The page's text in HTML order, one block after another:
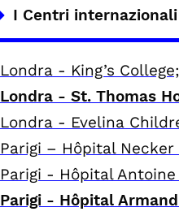
I Centri
Londra - King’s College;
Londra - St. Thomas
Londra - Evelina
Parigi – Hôpital
Parigi - Hôpital
Parigi - Hôpital